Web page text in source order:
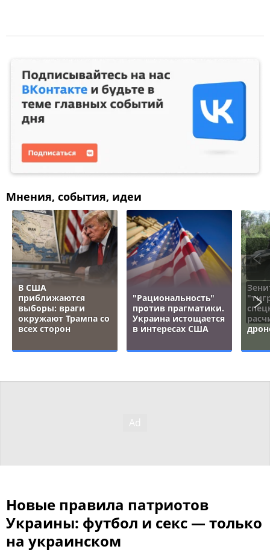
Мнения, события, идеи
В США
приближаются
выборы: враги
окружают Трампа со
всех сторон
"Рациональность"
против прагматики.
Украина истощается
в интересах США
Новые правила патриотов
Украины: футбол и секс — только
на украинском